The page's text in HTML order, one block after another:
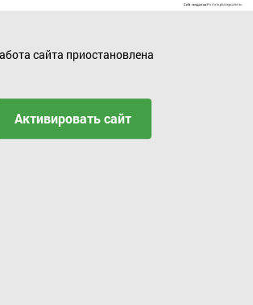
сайта приостановлена
Активировать сайт